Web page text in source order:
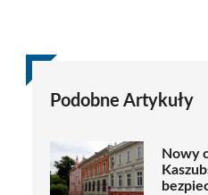
Podobne Artykuły
Nowy